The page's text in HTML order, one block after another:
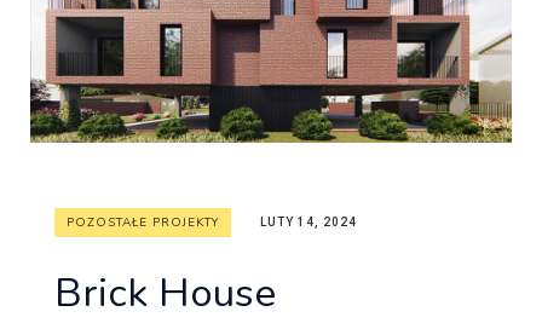
POZOSTAŁE PROJEKTY LUTY 14, 2024
Brick House